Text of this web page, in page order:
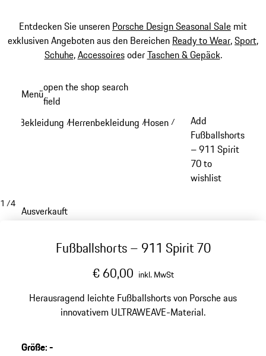
Entdecken Sie unseren Porsche Design Seasonal Sale mit
exklusiven Angeboten aus den Bereichen Ready to Wear,Sport,
Schuhe,AccessoiresoderTaschen & Gepäck.
Hauptinhalt
Menüopen the shop search
field
Bekleidung /Herrenbekleidung /Hosen /
Add
Fußballshorts
– 911 Spirit
70 to
wishlist
1 /4
Ausverkauft
Fußballshorts – 911 Spirit 70
€ 60,00 inkl. MwSt
Herausragend leichte Fußballshorts von Porsche aus
innovativem ULTRAWEAVE-Material.
Größe:-